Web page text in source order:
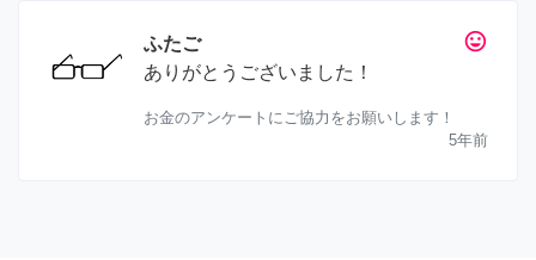
tag_faces
ふたご
ありがとうございました！
お金のアンケートにご協力をお願いします！
5年前